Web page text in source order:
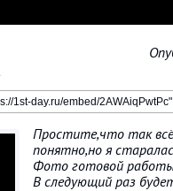
Простите,что так
понятно,но я
Фото готовой работы
В следующий раз